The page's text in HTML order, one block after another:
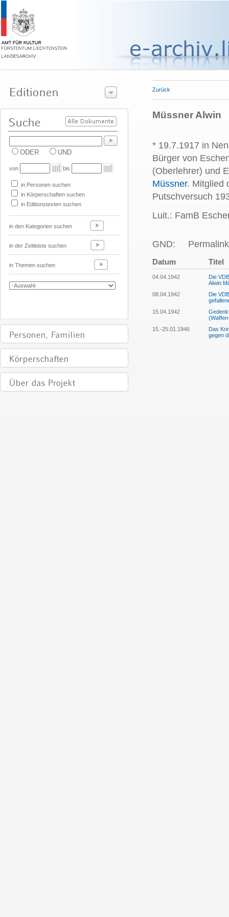
ODER UND
von bis
in Personen suchen
in Körperschaften suchen
in Editionstexten suchen
in den Kategorien suchen
in der Zeitleiste suchen
in Themen suchen
Zurück
Müssner Alwin
* 19.7.1917 in
Bürger von
(Oberlehrer) und
Müssner. Mitglied
Putschversuch
Luit.: FamB
GND:
Datum Titel
04.04.1942
Die
Alwin
08.04.1942
Die
15.04.1942
15.-25.01.1946
Das
gegen